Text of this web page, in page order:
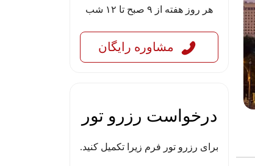
هر روز هفته از ۹ صبح تا ۱۲ شب
مشاوره رایگان
درخواست رزرو تور
برای رزرو تور فرم زیرا تکمیل کنید.